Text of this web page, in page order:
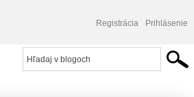
Registrácia Prihlásenie